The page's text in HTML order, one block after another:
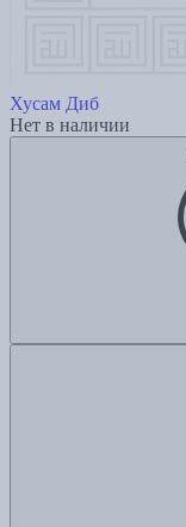
Хусам Диб
Нет в наличии